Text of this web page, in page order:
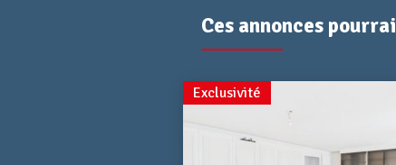
Ces annonces
Exclusivité